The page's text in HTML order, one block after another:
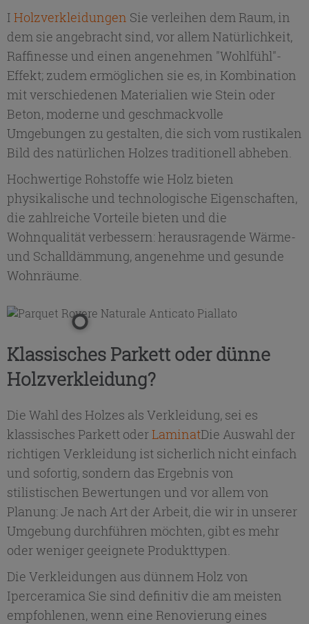
I Holzverkleidungen Sie verleihen dem Raum, in
dem sie angebracht sind, vor allem Natürlichkeit,
Raffinesse und einen angenehmen "Wohlfühl"-
Effekt; zudem ermöglichen sie es, in Kombination
mit verschiedenen Materialien wie Stein oder
Beton, moderne und geschmackvolle
Umgebungen zu gestalten, die sich vom rustikalen
Bild des natürlichen Holzes traditionell abheben.
Hochwertige Rohstoffe wie Holz bieten
physikalische und technologische Eigenschaften,
die zahlreiche Vorteile bieten und die
Wohnqualität verbessern: herausragende Wärme-
und Schalldämmung, angenehme und gesunde
Wohnräume.
Klassisches Parkett oder dünne
Holzverkleidung?
Die Wahl des Holzes als Verkleidung, sei es
klassisches Parkett oderLaminatDie Auswahl der
richtigen Verkleidung ist sicherlich nicht einfach
und sofortig, sondern das Ergebnis von
stilistischen Bewertungen und vor allem von
Planung: Je nach Art der Arbeit, die wir in unserer
Umgebung durchführen möchten, gibt es mehr
oder weniger geeignete Produkttypen.
Die Verkleidungen aus dünnem Holz von
Iperceramica Sie sind definitiv die am meisten
empfohlenen, wenn eine Renovierung eines